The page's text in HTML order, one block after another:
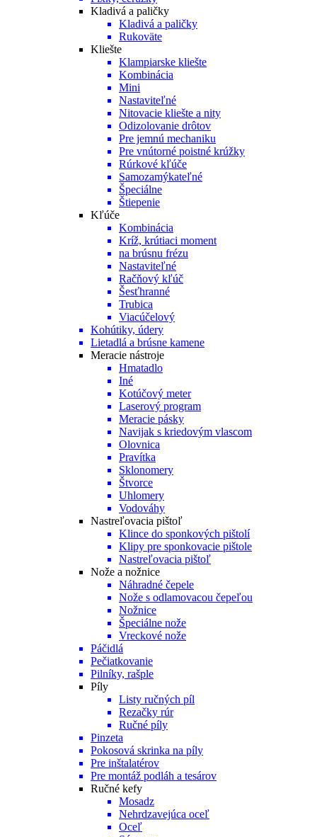
Kladivá a paličky
Kladivá a paličky
Rukoväte
Kliešte
Klampiarske kliešte
Kombinácia
Mini
Nastaviteľné
Nitovacie kliešte a nity
Odizolovanie drôtov
Pre jemnú mechaniku
Pre vnútorné poistné krúžky
Rúrkové kľúče
Samozamýkateľné
Špeciálne
Štiepenie
Kľúče
Kombinácia
Kríž, krútiaci moment
na brúsnu frézu
Nastaviteľné
Račňový kľúč
Šesťhranné
Trubica
Viacúčelový
Kohútiky, údery
Lietadlá a brúsne kamene
Meracie nástroje
Hmatadlo
Iné
Kotúčový meter
Laserový program
Meracie pásky
Navijak s kriedovým vlascom
Olovnica
Pravítka
Sklonomery
Štvorce
Uhlomery
Vodováhy
Nastreľovacia pištoľ
Klince do sponkových pištolí
Klipy pre sponkovacie pištole
Nastreľovacia pištoľ
Nože a nožnice
Náhradné čepele
Nože s odlamovacou čepeľou
Nožnice
Špeciálne nože
Vreckové nože
Páčidlá
Pečiatkovanie
Pilníky, rašple
Píly
Listy ručných píl
Rezačky rúr
Ručné píly
Pinzeta
Pokosová skrinka na píly
Pre inštalatérov
Pre montáž podláh a tesárov
Ručné kefy
Mosadz
Nehrdzavejúca oceľ
Oceľ